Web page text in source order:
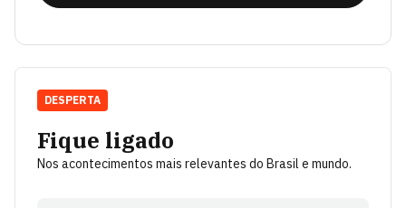
Fique ligado
Nos acontecimentos mais relevantes do Brasil e mundo.
DESPERTA